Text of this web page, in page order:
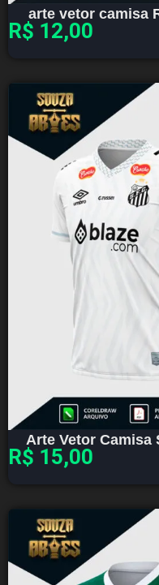
arte vetor camisa
R$ 12,00
Arte Vetor Camisa
R$ 15,00